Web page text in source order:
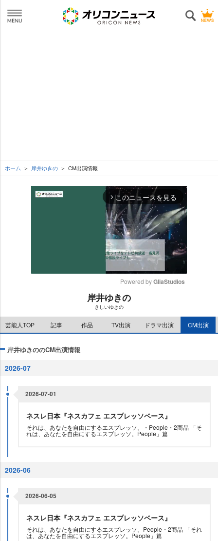
ホーム 岸井ゆきの CM出演情報
arrow_forward_ios このニュースを見る
e
Powered by GliaStudios
岸井ゆきの
きしいゆきの
芸能人TOP 記事 作品 TV出演 ドラマ出演 CM出演
岸井ゆきののCM出演情報
2026-07
2026-07-01
ネスレ日本『ネスカフェ エスプレッソベース』
それは、あなたを自由にするエスプレッソ。・People・2商品 「そ
れは、あなたを自由にするエスプレッソ。People」篇
2026-06
2026-06-05
ネスレ日本『ネスカフェ エスプレッソベース』
それは、あなたを自由にするエスプレッソ。People・2商品 「それ
は、あなたを自由にするエスプレッソ。People」篇